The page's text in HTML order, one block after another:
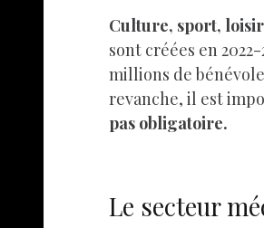
Culture, sport,
sont créées en
millions de
revanche, il est
pas obligatoire.
Le secteur